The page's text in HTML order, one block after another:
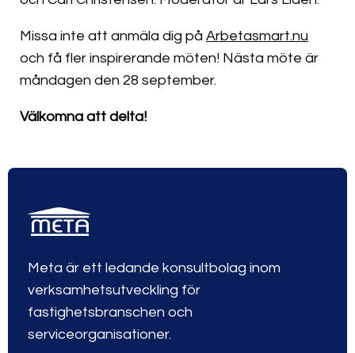
Missa inte att anmäla dig på Arbetasmart.nu
och få fler inspirerande möten! Nästa möte är
måndagen den 28 september.
Välkomna att delta!
Meta är ett ledande konsultbolag inom
verksamhetsutveckling för
fastighetsbranschen och
serviceorganisationer.